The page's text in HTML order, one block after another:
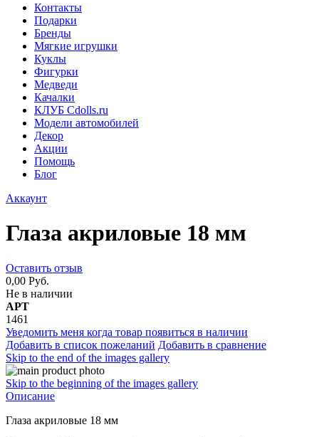
Контакты
Подарки
Бренды
Мягкие игрушки
Куклы
Фигурки
Медведи
Качалки
КЛУБ Cdolls.ru
Модели автомобилей
Декор
Акции
Помощь
Блог
Аккаунт
Глаза акриловые 18 мм
Оставить отзыв
0,00 Руб.
Не в наличии
АРТ
1461
Уведомить меня когда товар появиться в наличии
Добавить в список пожеланий Добавить в сравнение
Skip to the end of the images gallery
Skip to the beginning of the images gallery
Описание
Глаза акриловые 18 мм